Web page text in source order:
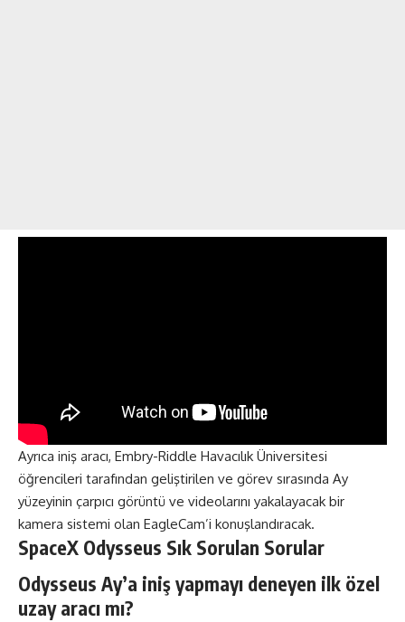
Ayrıca iniş aracı, Embry-Riddle Havacılık Üniversitesi
öğrencileri tarafından geliştirilen ve görev sırasında Ay
yüzeyinin çarpıcı görüntü ve videolarını yakalayacak bir
kamera sistemi olan EagleCam’i konuşlandıracak.
SpaceX Odysseus Sık Sorulan Sorular
Odysseus Ay’a iniş yapmayı deneyen ilk özel
uzay aracı mı?